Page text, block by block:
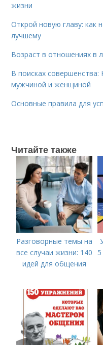
жизни
Открой новую главу: как
лучшему
Возраст в отношениях в
В поисках
мужчиной и женщиной
Основные правила для
Читайте также
Разговорные темы на
все случаи жизни: 140
идей для общения